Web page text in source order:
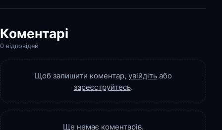
Коментарі
0 відповідей
Щоб залишити коментар, увійдітьабо
зареєструйтесь.
Ще немає коментарів.